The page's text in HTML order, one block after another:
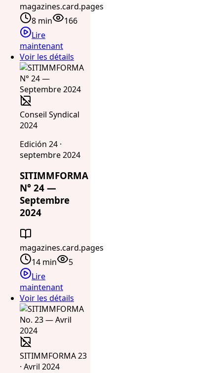
magazines.card.pages
8 min
166
Lire
maintenant
Voir les détails
Conseil Syndical
2024
Edición 24 ·
septembre 2024
SITIMMFORMA
N° 24 —
Septembre
2024
magazines.card.pages
14 min
5
Lire
maintenant
Voir les détails
SITIMMFORMA 23
· Avril 2024